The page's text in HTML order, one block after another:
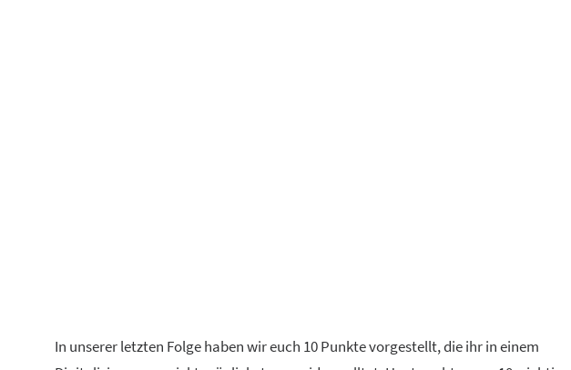
In unserer letzten Folge haben wir euch 10 Punkte vorgestellt, die ihr in einem